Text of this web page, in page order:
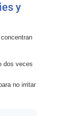
y
dos veces
no irritar